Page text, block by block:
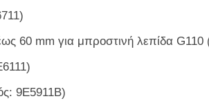
60 mm για μπροστινή λεπίδα G110
9E5911B)